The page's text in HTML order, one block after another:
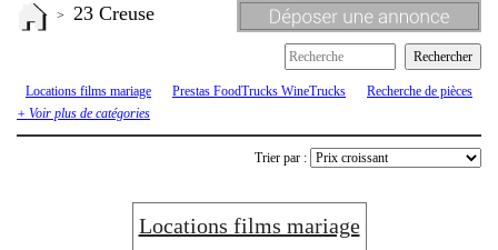
> 23 Creuse
Locations films mariage Prestas FoodTrucks WineTrucks
Recherche de pièces
ou véhicules
Renault 4 R4 4L
+ Voir plus de catégories
Trier par :
Locations films mariage